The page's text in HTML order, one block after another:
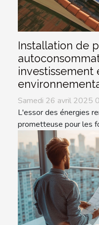
Installation de
investissement
Samedi 26 avril 2025
L'essor des énergies
prometteuse pour les